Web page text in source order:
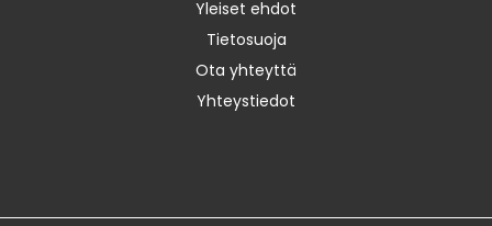
Yleiset ehdot
Tietosuoja
Ota yhteyttä
Yhteystiedot